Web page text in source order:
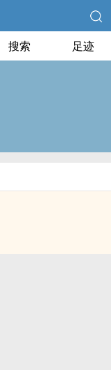
搜索 足迹